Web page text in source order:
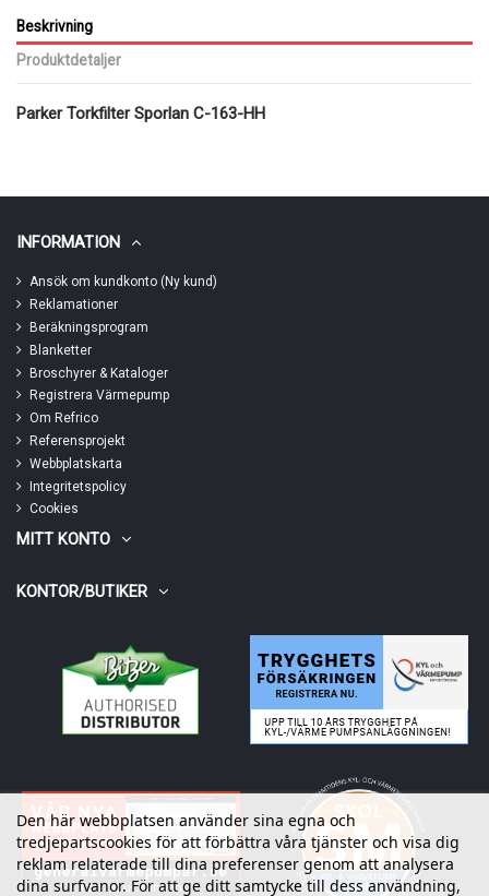
Beskrivning
Produktdetaljer
Parker Torkfilter Sporlan C-163-HH
INFORMATION
Ansök om kundkonto (Ny kund)
Reklamationer
Beräkningsprogram
Blanketter
Broschyrer & Kataloger
Registrera Värmepump
Om Refrico
Referensprojekt
Webbplatskarta
Integritetspolicy
Cookies
MITT KONTO
KONTOR/BUTIKER
Den här webbplatsen använder sina egna och
tredjepartscookies för att förbättra våra tjänster och visa dig
reklam relaterade till dina preferenser genom att analysera
dina surfvanor. För att ge ditt samtycke till dess användning,